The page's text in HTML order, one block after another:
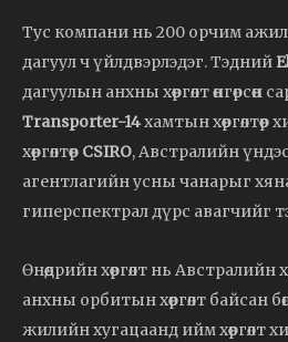
Тус компани нь 200 орчим
дагуул ч үйлдвэрлэдэг. Тэдний
дагуулын анхны хөөргөлт өнгөрсөн
Transporter-14хамтын
хөөргөлтөөр CSIRO, Австралийн
агентлагийн усны чанарыг
гиперспектрал дүрс авагчийг
Өнөөдрийн хөөргөлт нь Австралийн
анхны орбитын хөөргөлт байсан
жилийн хугацаанд ийм хөөргөлт